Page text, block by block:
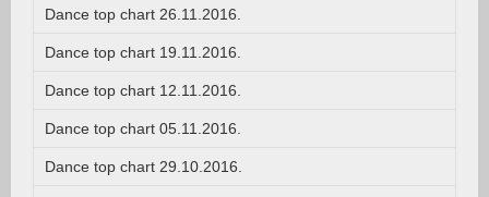
Dance top chart 26.11.2016.
Dance top chart 19.11.2016.
Dance top chart 12.11.2016.
Dance top chart 05.11.2016.
Dance top chart 29.10.2016.